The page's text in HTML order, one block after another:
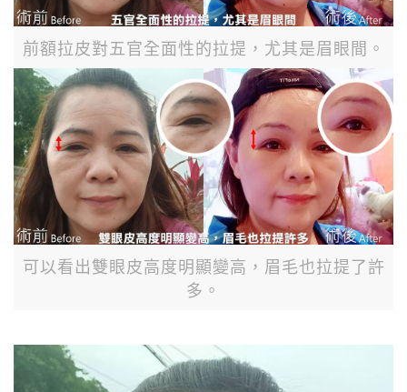
前額拉皮對五官全面性的拉提，尤其是眉眼間。
可以看出雙眼皮高度明顯變高，眉毛也拉提了許
多。